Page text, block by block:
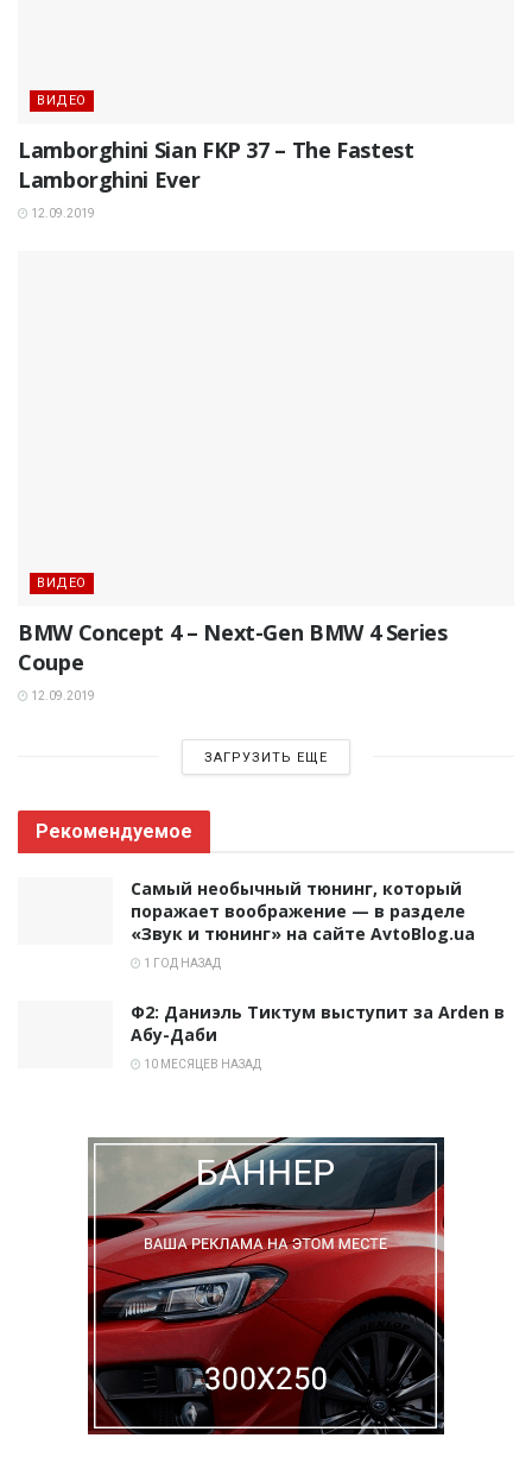
ВИДЕО
Lamborghini Sian FKP 37 – The Fastest
Lamborghini Ever
12.09.2019
ВИДЕО
BMW Concept 4 – Next-Gen BMW 4 Series
Coupe
12.09.2019
ЗАГРУЗИТЬ ЕЩЕ
Рекомендуемое
Самый необычный тюнинг, который
поражает воображение — в разделе
«Звук и тюнинг» на сайте AvtoBlog.ua
1 ГОД НАЗАД
Ф2: Даниэль Тиктум выступит за Arden в
Абу-Даби
10 МЕСЯЦЕВ НАЗАД